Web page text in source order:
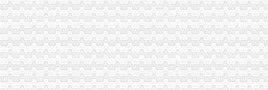
扩|章贡区小学招生工作实施办法权威发布（含2017年学区划分）
[公告]中元华电（）次公开发行人民普通股股票律师工作报
钧瓷吧-人人小站
陈家桥办税务登记证
租售转让|公司|重庆市|重庆_新浪新闻
方正证券-资讯
2015年太仓学区划分标准-家居装修互动问答